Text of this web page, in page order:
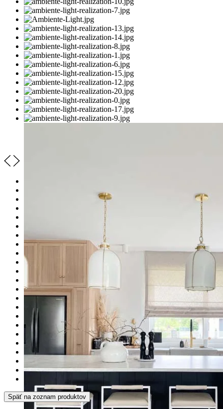
Späť na zoznam produktov